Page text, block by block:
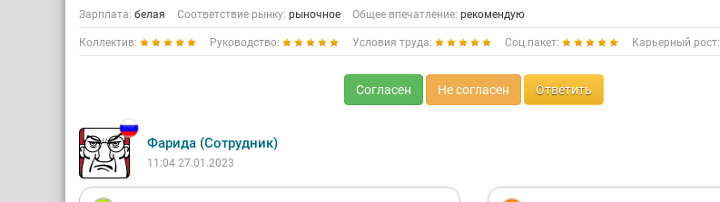
Зарплата: белая Соответствие рынку: рыночное Общее впечатление: рекомендую
Коллектив: Руководство: Условия труда: Соц.пакет: Карьерный рост:
Согласен Не согласен Ответить
Фарида (Сотрудник)
11:04 27.01.2023